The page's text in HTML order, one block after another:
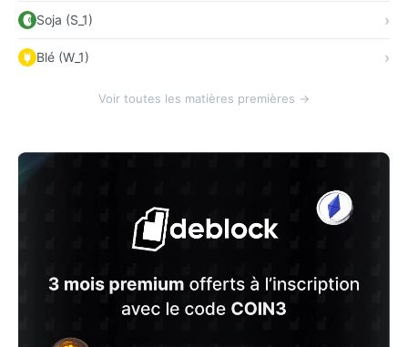
Soja (S_1)
Blé (W_1)
Voir toutes les matières premières →